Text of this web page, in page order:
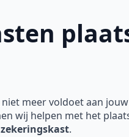
niet meer voldoet aan jouw
wij helpen met het
zekeringskast.